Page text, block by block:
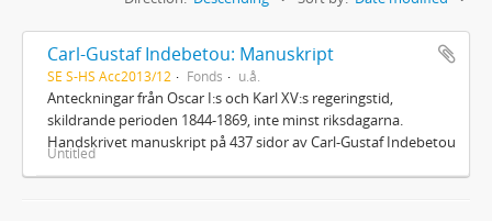
Carl-Gustaf Indebetou: Manuskript
SE S-HS Acc2013/12 Fonds u.å.
Anteckningar från Oscar I:s och Karl XV:s regeringstid,
skildrande perioden 1844-1869, inte minst riksdagarna.
Handskrivet manuskript på 437 sidor av Carl-Gustaf Indebetou
Untitled